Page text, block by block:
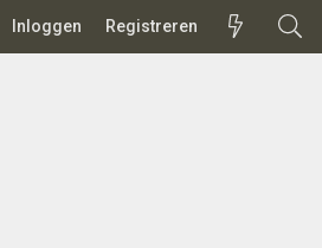
Inloggen Registreren